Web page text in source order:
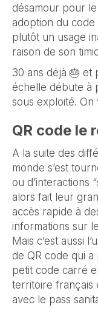
désamour pour
adoption du code
plutôt un usage
raison de son
30 ans déjà 🎂 et
échelle débute à
sous exploité.
QR code le
A la suite des
monde s’est
ou d’interactions
alors fait leur
accès rapide à
informations sur
Mais c’est aussi
de QR code qui
petit code carré
territoire français
avec le pass